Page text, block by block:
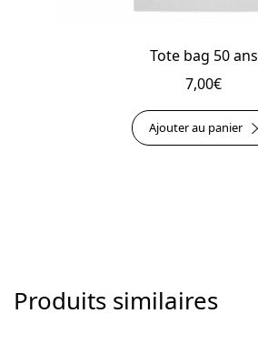
Tote bag 50 ans
7,00€
Ajouter au panier
Produits similaires